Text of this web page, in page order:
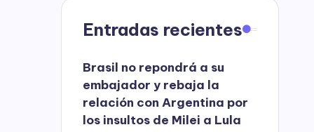
Entradas recientes
Brasil no repondrá a su
embajador y rebaja la
relación con Argentina por
los insultos de Milei a Lula